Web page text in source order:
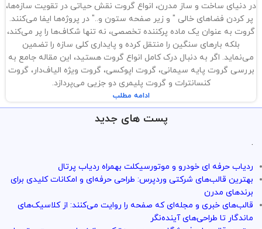
در دنیای ساخت و ساز مدرن، انواع گروت نقش حیاتی در تقویت سازه‌ها،
پر کردن فضاهای خالی " و زیر صفحه ستون و.." در پروژه‌ها ایفا می‌کنند.
گروت به عنوان یک ماده پرکننده تخصصی، نه تنها شکاف‌ها را پر می‌کند،
بلکه بارهای سنگین را منتقل کرده و پایداری کلی سازه را تضمین
می‌نماید. اگر به دنبال درک کامل انواع گروت هستید، این مقاله جامع به
بررسی گروت پایه سیمانی، گروت اپوکسی، گروت ویژه الیاف‌دار، گروت
کنسانترات و گروت پلیمری دو جزیی می‌پردازد.
ادامه مطلب
پست های جدید
.
ردیاب حرفه ای خودرو و موتورسیکلت بهمراه ردیاب پرتال
بهترین قالب‌های شرکتی وردپرس: طراحی حرفه‌ای و امکانات کلیدی برای
برندهای مدرن
قالب‌های خبری و مجله‌ای که صفحه را روایت می‌کنند: از کلاسیک‌های
ماندگار تا طراحی‌های آینده‌نگر